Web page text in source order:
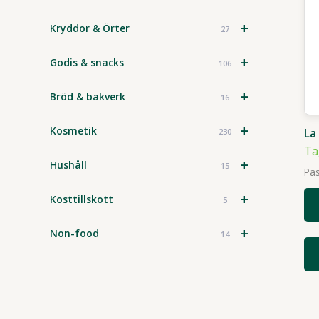
+
Kryddor & Örter 27
+
Godis & snacks 106
+
Bröd & bakverk 16
+
Kosmetik 230
+
Hushåll 15
+
Kosttillskott 5
+
Non-food 14